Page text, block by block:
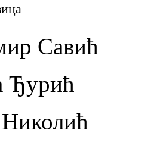
Савић
Ђурић